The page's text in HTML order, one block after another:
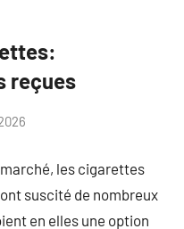
reçues
les cigarettes
suscité de nombreux
en elles une option